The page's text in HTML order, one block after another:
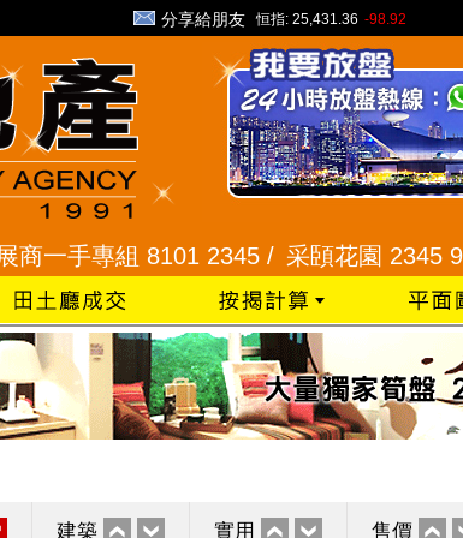
分享給朋友 恒指: 25,431.36 -98.92
手專組 8101 2345 /采頣花園 2345 9927 /
建築 實用 售價